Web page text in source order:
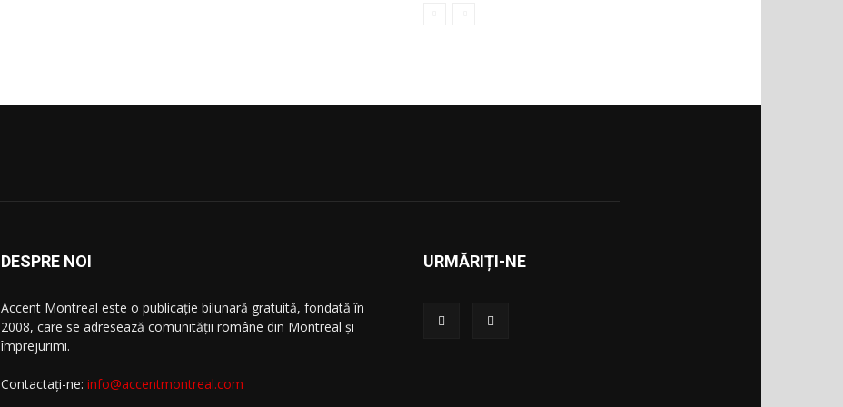
DESPRE NOI
Accent Montreal este o publicație bilunară gratuită, fondată în
2008, care se adresează comunităţii române din Montreal şi
împrejurimi.
Contactați-ne: info@accentmontreal.com
URMĂRIȚI-NE